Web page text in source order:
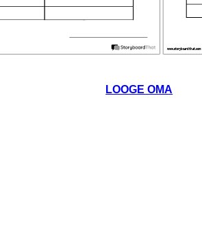
www.storyboardthat.com
LOOGE OMA